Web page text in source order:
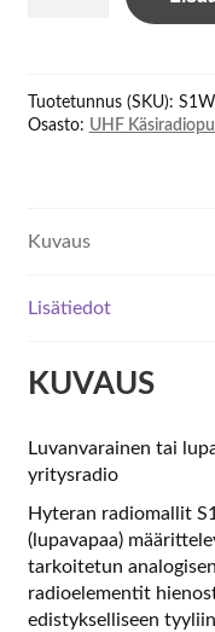
transceiver
määrä
Tuotetunnus (SKU):
Osasto: UHF
Kuvaus
Lisätiedot
KUVAUS
Luvanvarainen tai
yritysradio
Hyteran radiomallit
(lupavapaa)
tarkoitetun
radioelementit
edistykselliseen